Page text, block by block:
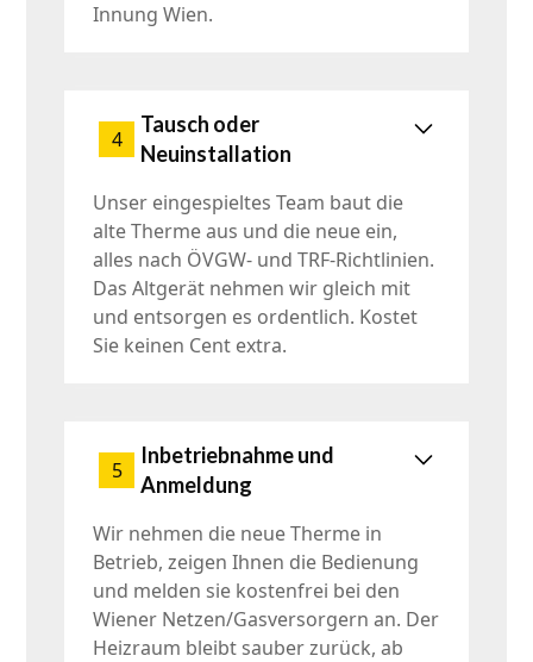
Innung Wien.
4
Tausch oder
Neuinstallation
Unser eingespieltes Team baut die
alte Therme aus und die neue ein,
alles nach ÖVGW- und TRF-Richtlinien.
Das Altgerät nehmen wir gleich mit
und entsorgen es ordentlich. Kostet
Sie keinen Cent extra.
5
Inbetriebnahme und
Anmeldung
Wir nehmen die neue Therme in
Betrieb, zeigen Ihnen die Bedienung
und melden sie kostenfrei bei den
Wiener Netzen/Gasversorgern an. Der
Heizraum bleibt sauber zurück, ab